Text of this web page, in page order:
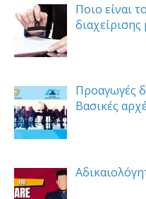
Ποιο είναι
διαχείρισης
Προαγωγές
Βασικές